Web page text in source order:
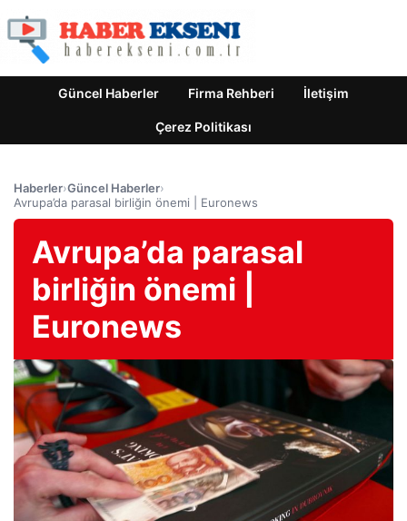
Güncel Haberler Firma Rehberi İletişim
Çerez Politikası
Haberler›Güncel Haberler›
Avrupa’da parasal birliğin önemi | Euronews
Avrupa’da parasal
birliğin önemi |
Euronews